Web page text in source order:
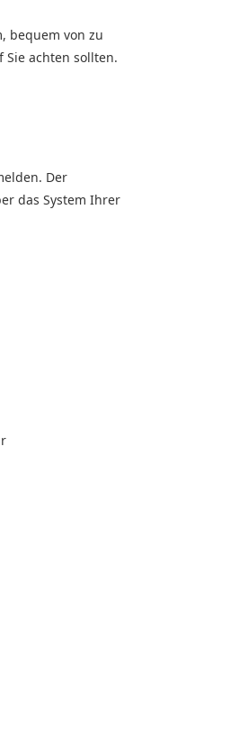
bequem von zu
achten sollten.
Der
das System Ihrer